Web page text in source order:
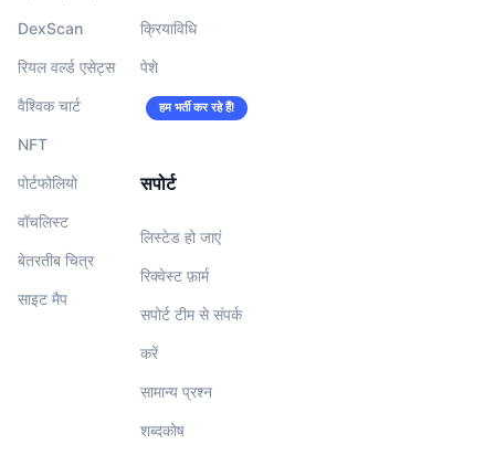
DexScan
रियल वर्ल्ड एसेट्स
वैश्विक चार्ट
NFT
पोर्टफोलियो
वॉचलिस्‍ट
बेतरतीब चित्र
साइट मैप
क्रियाविधि
पेशे
हम भर्ती कर रहे हैं!
सपोर्ट
लिस्टेड हो जाएं
रिक्वेस्ट फ़ार्म
सपोर्ट टीम से संपर्क
करें
सामान्य प्रश्न
शब्दकोष